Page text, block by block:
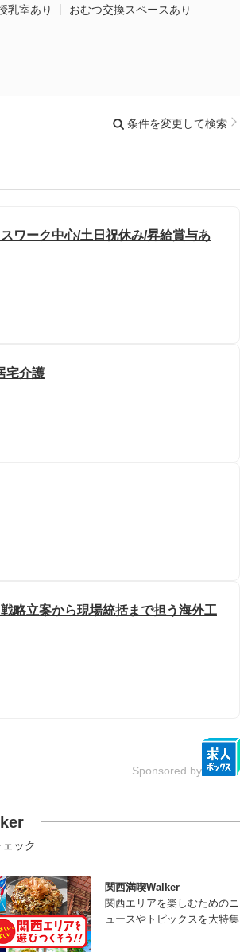
乳室あり
おむつ交換スペースあり
条件を変更して検索
ワーク中心/土日祝休み/昇給賞与あ
宅介護
略立案から現場統括まで担う海外工
Sponsored by
ック
関西満喫Walker
関西エリアを楽しむためのニ
ュースやトピックスを大特集